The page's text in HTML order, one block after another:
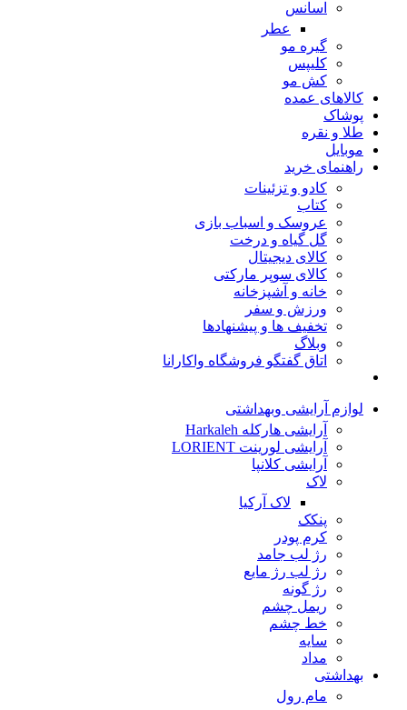
اسانس
عطر
گیره مو
کلیپس
کش مو
کالاهای عمده
پوشاک
طلا و نقره
موبایل
راهنمای خرید
کادو و تزئینات
کتاب
عروسک و اسباب بازی
گل گیاه و درخت
کالای دیجیتال
کالای سوپر مارکتی
خانه و آشپزخانه
ورزش و سفر
تخفیف ها و پیشنهادها
وبلاگ
اتاق گفتگو فروشگاه واکارانا
لوازم آرایشی وبهداشتی
آرایشی هارکله Harkaleh
آرایشی لورینت LORIENT
آرایشی کلانپا
لاک
لاک آرکیا
پنکک
کرم پودر
رژ لب جامد
رژ لب رژ مایع
رژ گونه
ریمل چشم
خط چشم
سایه
مداد
بهداشتی
مام رول